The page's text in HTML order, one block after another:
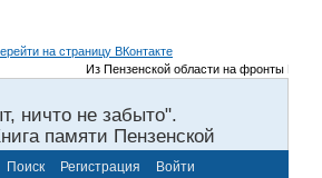
Из Пензенской области на фронты
ничто не забыто".
памяти Пензенской
Поиск Регистрация Войти